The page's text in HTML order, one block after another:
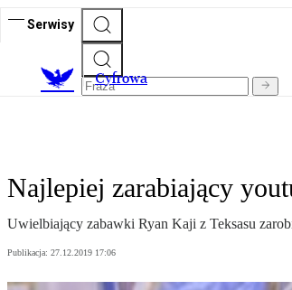
Serwisy
Cyfrowa
Najlepiej zarabiający
Uwielbiający zabawki Ryan Kaji z Teksasu
Publikacja: 27.12.2019 17:06